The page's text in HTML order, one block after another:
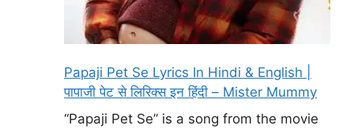
Papaji Pet Se Lyrics In Hindi & English |
पापाजी पेट से लिरिक्स इन हिंदी – Mister Mummy
“Papaji Pet Se” is a song from the movie